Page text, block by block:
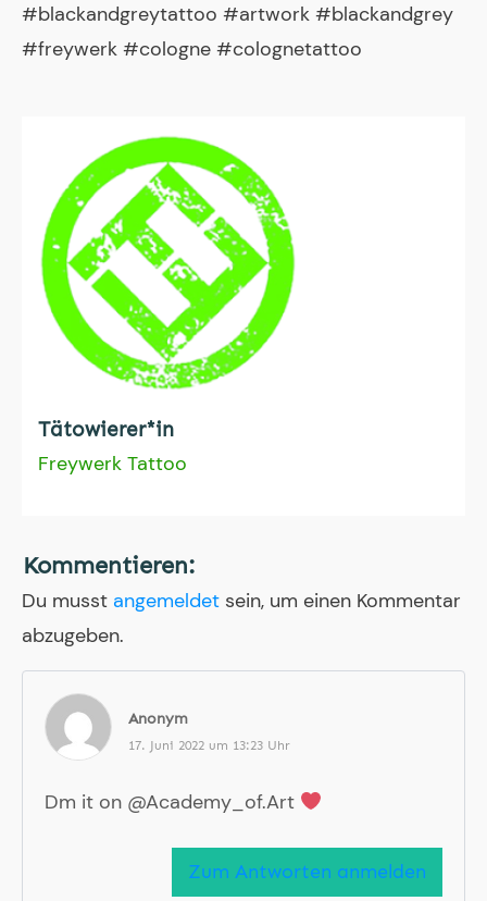
#blackandgreytattoo #artwork #blackandgrey
#freywerk #cologne #colognetattoo
Tätowierer*in
Freywerk Tattoo
Kommentieren:
Du musst angemeldet sein, um einen Kommentar
abzugeben.
Anonym
17. Juni 2022 um 13:23 Uhr
Dm it on @Academy_of.Art
Zum Antworten anmelden